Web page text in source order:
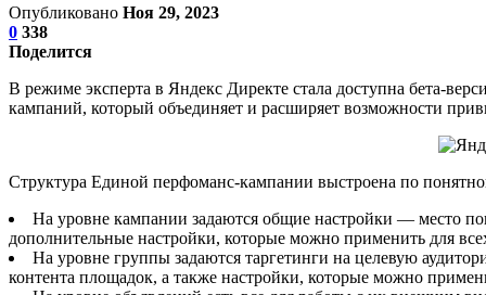
Опубликовано Ноя 29, 2023
0 338
Поделится
В режиме эксперта в Яндекс Директе стала доступна бета-
кампаний, который объединяет и расширяет возможности
Структура Единой перфоманс-кампании выстроена по
На уровне кампании задаются общие настройки — место
дополнительные настройки, которые можно применить для
На уровне группы задаются таргетинги на целевую
контента площадок, а также настройки, которые можно